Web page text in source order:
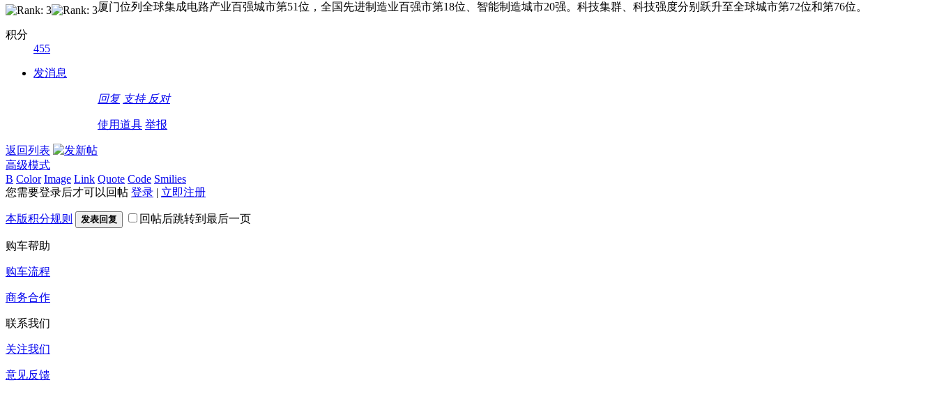
积分
455
发消息
厦门位列全球集成电路产业百强城市第51位，全国先进制造业百强市第18位、智能制造城市20强。科技集群、科技强度分别跃升至全球城市第72位和第76位。
回复 支持 反对
使用道具 举报
返回列表
高级模式
B Color Image Link Quote Code Smilies
您需要登录后才可以回帖 登录 | 立即注册
本版积分规则 发表回复 回帖后跳转到最后一页
购车帮助
购车流程
商务合作
联系我们
关注我们
意见反馈